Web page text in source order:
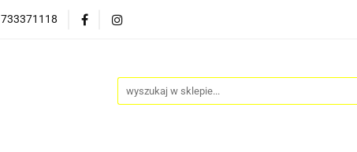
733371118
LAMPY AKCESORIA